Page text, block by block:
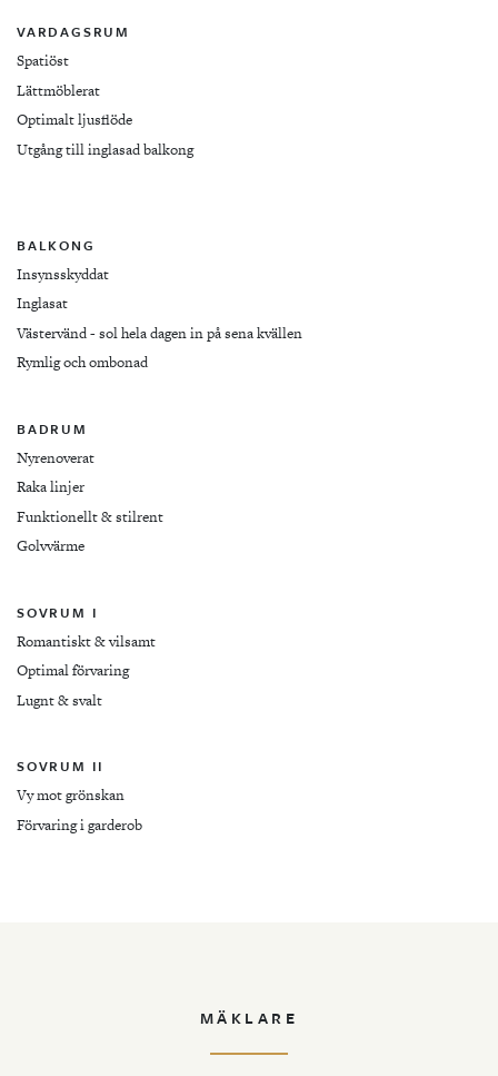
VARDAGSRUM
Spatiöst
Lättmöblerat
Optimalt ljusflöde
Utgång till inglasad balkong
BALKONG
Insynsskyddat
Inglasat
Västervänd - sol hela dagen in på sena kvällen
Rymlig och ombonad
BADRUM
Nyrenoverat
Raka linjer
Funktionellt & stilrent
Golvvärme
SOVRUM I
Romantiskt & vilsamt
Optimal förvaring
Lugnt & svalt
SOVRUM II
Vy mot grönskan
Förvaring i garderob
MÄKLARE